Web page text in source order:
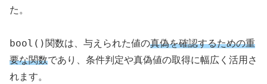
た。
bool() 関数は、与えられた値の真偽を確認するための重
要な関数であり、条件判定や真偽値の取得に幅広く活用さ
れます。